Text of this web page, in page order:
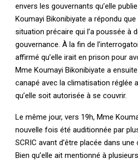
envers les gouvernants qu’elle
Koumayi Bikonibiyate a répondu que
situation précaire qui l’a poussée à
gouvernance. À la fin de
affirmé qu’elle irait en prison pour
Mme Koumayi Bikonibiyate a
canapé avec la climatisation réglée
qu’elle soit autorisée à se couvrir.
Le même jour, vers 19h, Mme
nouvelle fois été auditionnée par
SCRIC avant d’être placée dans une
Bien qu’elle ait mentionné à